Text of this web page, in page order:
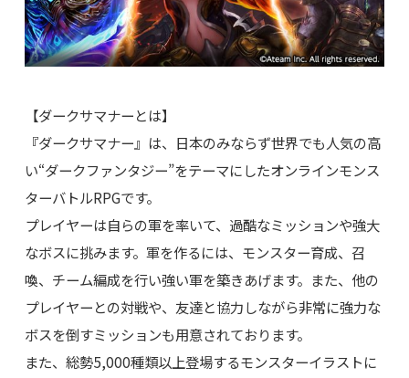
【ダークサマナーとは】
『ダークサマナー』は、日本のみならず世界でも人気の高
い“ダークファンタジー”をテーマにしたオンラインモンス
ターバトルRPGです。
プレイヤーは自らの軍を率いて、過酷なミッションや強大
なボスに挑みます。軍を作るには、モンスター育成、召
喚、チーム編成を行い強い軍を築きあげます。また、他の
プレイヤーとの対戦や、友達と協力しながら非常に強力な
ボスを倒すミッションも用意されております。
また、総勢5,000種類以上登場するモンスターイラストに